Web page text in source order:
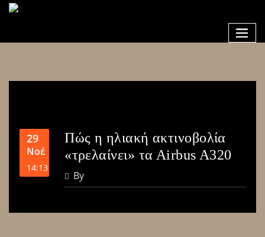
29
Νοέ
14:13
Πώς η ηλιακή ακτινοβολία
«τρελαίνει» τα Αirbus A320
By